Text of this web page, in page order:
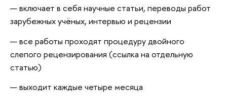
— включает в себя научные статьи, переводы работ
зарубежных учёных, интервью и рецензии
— все работы проходят процедуру двойного
слепого рецензирования (ссылка на отдельную
статью)
— выходит каждые четыре месяца